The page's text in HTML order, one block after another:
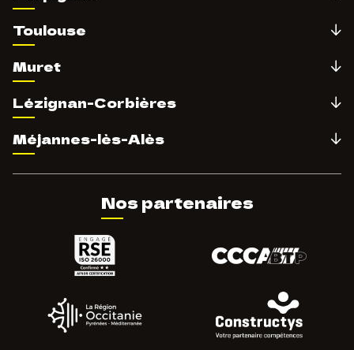
Toulouse
Muret
Lézignan-Corbières
Méjannes-lès-Alès
Nos partenaires